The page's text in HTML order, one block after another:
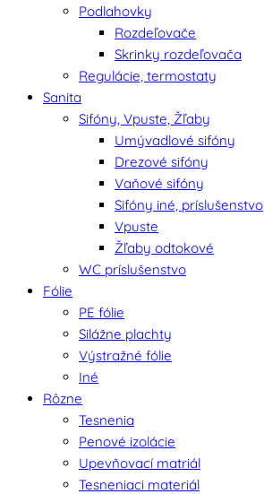
Podlahovky
Rozdeľovače
Skrinky rozdeľovača
Regulácie, termostaty
Sanita
Sifóny, Vpuste, Žľaby
Umývadlové sifóny
Drezové sifóny
Vaňové sifóny
Sifóny iné, príslušenstvo
Vpuste
Žľaby odtokové
WC príslušenstvo
Fólie
PE fólie
Silážne plachty
Výstražné fólie
Iné
Rôzne
Tesnenia
Penové izolácie
Upevňovací matriál
Tesneniaci materiál